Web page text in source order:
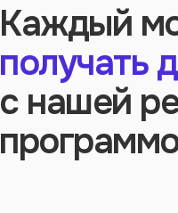
Каждый
получать
с нашей